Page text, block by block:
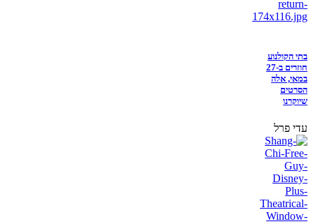
בתי הקולנוע
חוזרים ב-27
במאי, אלה
הסרטים
שיוקרנו
עדי פרל